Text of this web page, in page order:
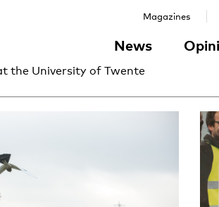
the University of Twente
News
Magazines